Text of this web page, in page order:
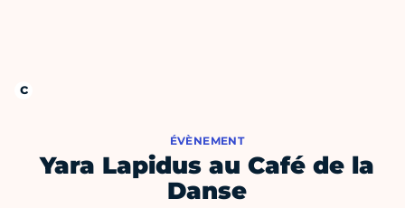
ÉVÈNEMENT
Yara Lapidus au Café de la
Danse